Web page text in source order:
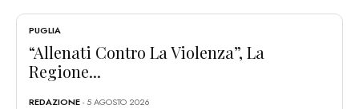
PUGLIA
“Allenati Contro La Violenza”, La
Regione...
REDAZIONE- 5 AGOSTO 2026